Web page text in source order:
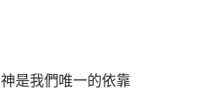
神是我們唯一的依靠